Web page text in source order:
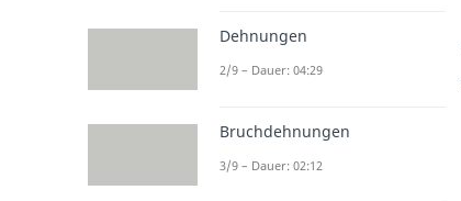
Dehnungen
2/9 – Dauer: 04:29
Bruchdehnungen
3/9 – Dauer: 02:12